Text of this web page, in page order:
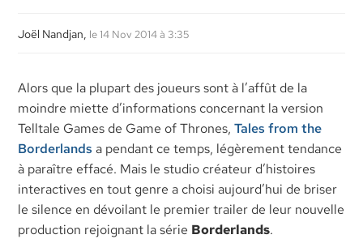
Joël Nandjan, le 14 Nov 2014 à 3:35
Alors que la plupart des joueurs sont à l’affût de la
moindre miette d’informations concernant la version
Telltale Games de Game of Thrones,Tales from the
Borderlands a pendant ce temps, légèrement tendance
à paraître effacé. Mais le studio créateur d’histoires
interactives en tout genre a choisi aujourd’hui de briser
le silence en dévoilant le premier trailer de leur nouvelle
production rejoignant la série Borderlands.